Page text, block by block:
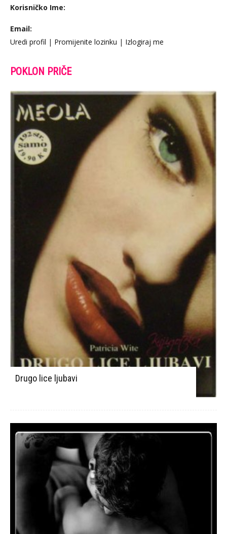
Korisničko Ime:
Email:
Uredi profil | Promijenite lozinku | Izlogiraj me
POKLON PRIČE
Drugo lice ljubavi